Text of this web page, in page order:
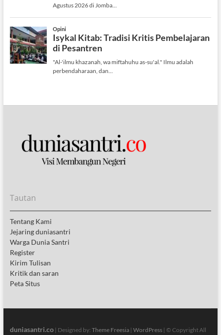
Tautan
Tentang Kami
Jejaring duniasantri
Warga Dunia Santri
Register
Kirim Tulisan
Kritik dan saran
Peta Situs
duniasantri.co| Designed by: Theme Freesia| WordPress| © Copyright All